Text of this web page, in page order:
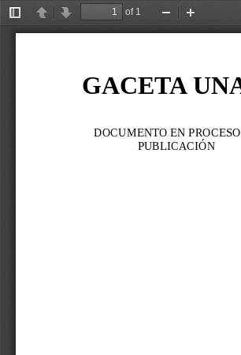
Toggle
Sidebar
PreviousNext
of 1
Zoom
Out
In
GACETA
DOCUMENTO EN
PUBLICACIÓN